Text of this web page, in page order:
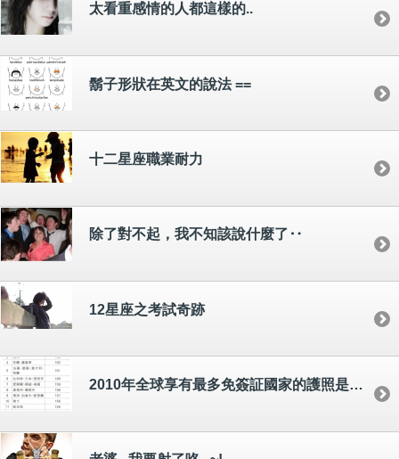
太看重感情的人都這樣的..
鬍子形狀在英文的說法 ==
十二星座職業耐力
除了對不起，我不知該說什麼了‥
12星座之考試奇跡
2010年全球享有最多免簽証國家的護照是那一個？？？